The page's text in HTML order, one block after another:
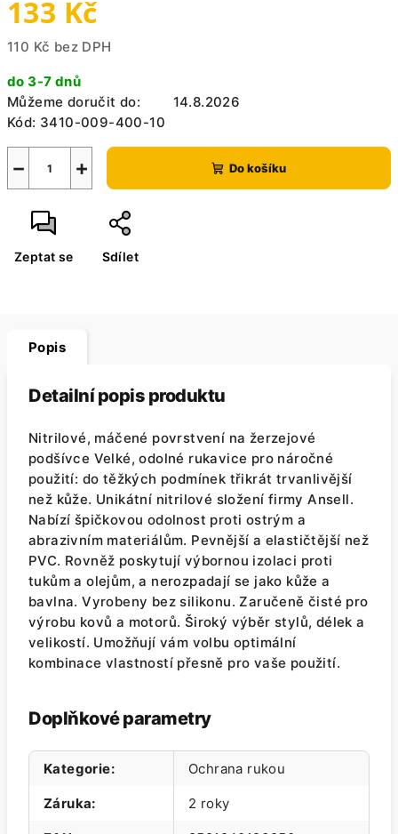
133 Kč
110 Kč bez DPH
cena:
do 3-7 dnů
Můžeme doručit do:
14.8.2026
Kód: 3410-009-400-10
+
− Do košíku
Zeptat se Sdílet
Popis
Detailní popis produktu
Nitrilové, máčené povrstvení na žerzejové
podšívce Velké, odolné rukavice pro náročné
použití: do těžkých podmínek třikrát trvanlivější
než kůže. Unikátní nitrilové složení firmy Ansell.
Nabízí špičkovou odolnost proti ostrým a
abrazivním materiálům. Pevnější a elastičtější než
PVC. Rovněž poskytují výbornou izolaci proti
tukům a olejům, a nerozpadají se jako kůže a
bavlna. Vyrobeny bez silikonu. Zaručeně čisté pro
výrobu kovů a motorů. Široký výběr stylů, délek a
velikostí. Umožňují vám volbu optimální
kombinace vlastností přesně pro vaše použití.
Doplňkové parametry
Kategorie: Ochrana rukou
Záruka: 2 roky